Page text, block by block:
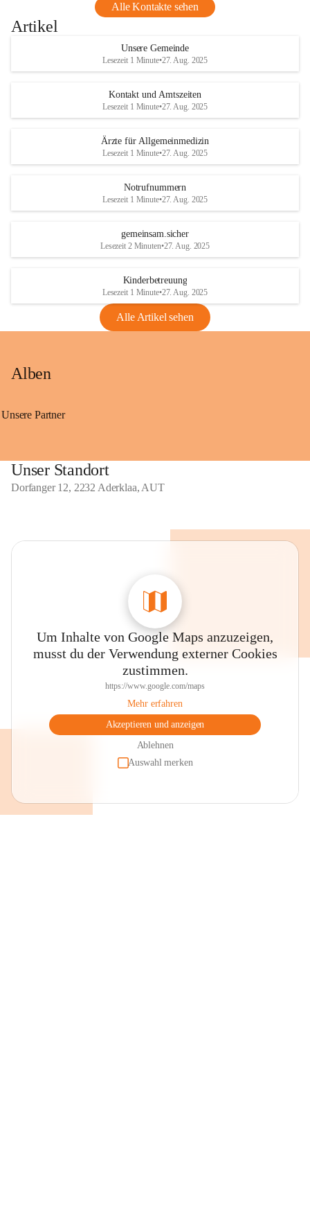
Alle Kontakte sehen
Artikel
Unsere Gemeinde
Lesezeit 1 Minute•27. Aug. 2025
Kontakt und Amtszeiten
Lesezeit 1 Minute•27. Aug. 2025
Ärzte für Allgemeinmedizin
Lesezeit 1 Minute•27. Aug. 2025
Notrufnummern
Lesezeit 1 Minute•27. Aug. 2025
gemeinsam.sicher
Lesezeit 2 Minuten•27. Aug. 2025
Kinderbetreuung
Lesezeit 1 Minute•27. Aug. 2025
Alle Artikel sehen
Alben
Unsere Partner
Unser Standort
Dorfanger 12, 2232 Aderklaa, AUT
Um Inhalte von Google Maps anzuzeigen,
musst du der Verwendung externer Cookies
zustimmen.
https://www.google.com/maps
Mehr erfahren
Akzeptieren und anzeigen
Ablehnen
Auswahl merken